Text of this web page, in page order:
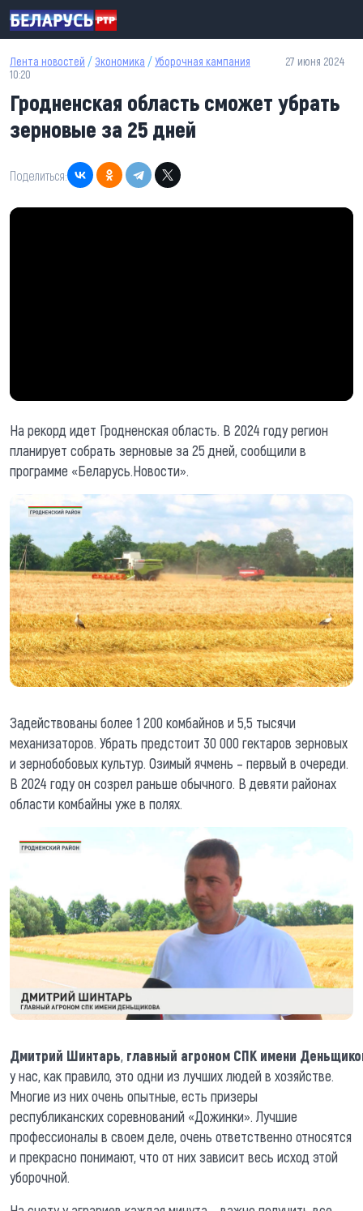
Перейти к основному содержанию
Лента новостей / Экономика /Уборочная кампания
27 июня 2024
10:20
Гродненская область сможет убрать
зерновые за 25 дней
Поделиться:
На рекорд идет Гродненская область. В 2024 году регион
планирует собрать зерновые за 25 дней, сообщили в
программе «Беларусь.Новости».
Задействованы более 1 200 комбайнов и 5,5 тысячи
механизаторов. Убрать предстоит 30 000 гектаров зерновых
и зернобобовых культур. Озимый ячмень – первый в очереди.
В 2024 году он созрел раньше обычного. В девяти районах
области комбайны уже в полях.
Дмитрий Шинтарь, главный агроном СПК имени
у нас, как правило, это одни из лучших людей в хозяйстве.
Многие из них очень опытные, есть призеры
республиканских соревнований «Дожинки». Лучшие
профессионалы в своем деле, очень ответственно относятся
и прекрасно понимают, что от них зависит весь исход этой
уборочной.